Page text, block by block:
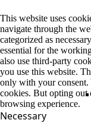
This website uses
navigate through the
categorized as
essential for the
also use third-party
you use this website.
only with your consent.
cookies. But opting out
browsing experience.
Necessary